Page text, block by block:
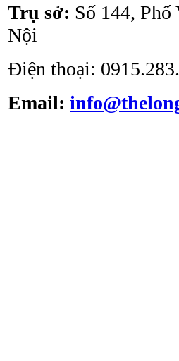
Tủ cấy vô trùng ATV -
Trụ sở: Số 144,
Nội
Điện thoại:
Email: